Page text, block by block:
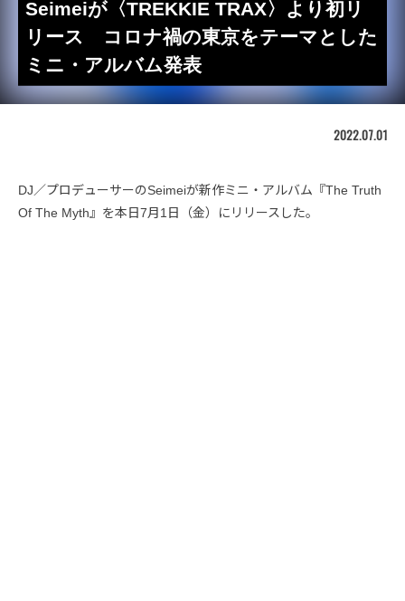
Seimeiが〈TREKKIE TRAX〉より初リ
リース コロナ禍の東京をテーマとした
ミニ・アルバム発表
2022.07.01
DJ／プロデューサーのSeimeiが新作ミニ・アルバム『The Truth
Of The Myth』を本日7月1日（金）にリリースした。